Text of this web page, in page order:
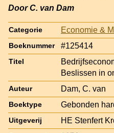
Door C. van Dam
Categorie Economie &
Boeknummer #125414
Titel
Beslissen in
Auteur Dam, C. van
Boektype Gebonden
Uitgeverij HE Stenfert